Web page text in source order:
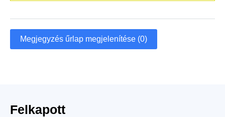
Megjegyzés űrlap megjelenítése (0)
Felkapott